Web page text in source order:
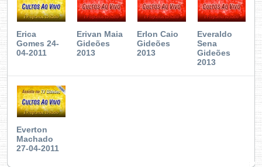
Erica
Gomes 24-
04-2011
Erivan Maia
Gideões
2013
Erlon Caio
Gideões
2013
Everaldo
Sena
Gideões
2013
Everton
Machado
27-04-2011